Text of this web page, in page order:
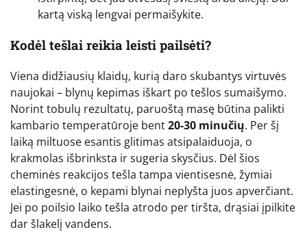
kartą viską lengvai permaišykite.
Kodėl tešlai reikia leisti pailsėti?
Viena didžiausių klaidų, kurią daro skubantys virtuvės
naujokai – blynų kepimas iškart po tešlos sumaišymo.
Norint tobulų rezultatų, paruoštą masę būtina palikti
kambario temperatūroje bent20-30 minučių. Per šį
laiką miltuose esantis glitimas atsipalaiduoja, o
krakmolas išbrinksta ir sugeria skysčius. Dėl šios
cheminės reakcijos tešla tampa vientisesnė, žymiai
elastingesnė, o kepami blynai neplyšta juos apverčiant.
Jei po poilsio laiko tešla atrodo per tiršta, drąsiai įpilkite
dar šlakelį vandens.